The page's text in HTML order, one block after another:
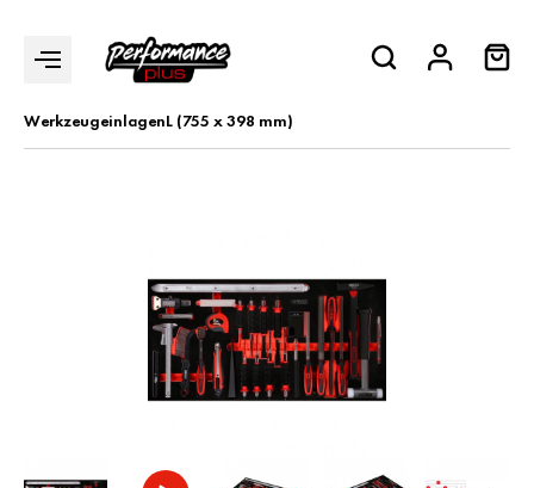
WerkzeugeinlagenL (755 x 398 mm)